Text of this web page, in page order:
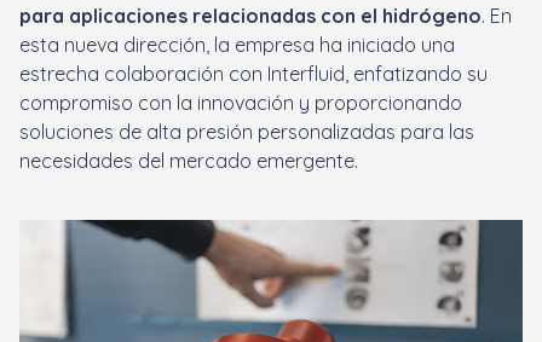
para aplicaciones relacionadas con el hidrógeno. En
esta nueva dirección, la empresa ha iniciado una
estrecha colaboración con Interfluid, enfatizando su
compromiso con la innovación y proporcionando
soluciones de alta presión personalizadas para las
necesidades del mercado emergente.